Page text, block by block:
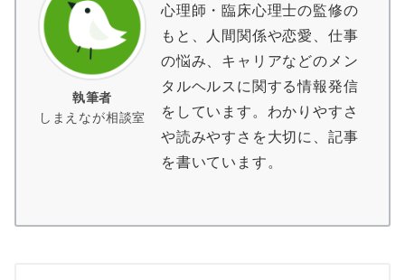
執筆者
しまえなが相談室
心理師・臨床心理士の監修の
もと、人間関係や恋愛、仕事
の悩み、キャリアなどのメン
タルヘルスに関する情報発信
をしています。わかりやすさ
や読みやすさを大切に、記事
を書いています。